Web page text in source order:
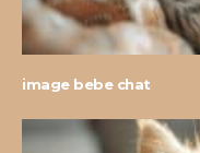
image bebe chat